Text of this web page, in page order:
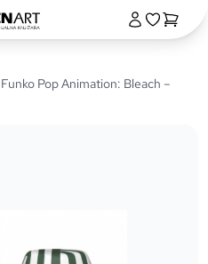
Pop Animation: Bleach –